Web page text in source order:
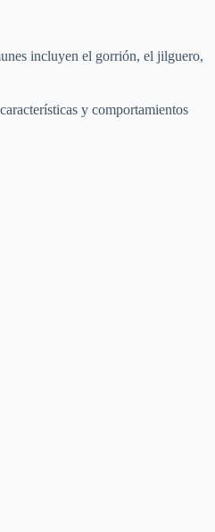
incluyen el gorrión, el jilguero,
y comportamientos